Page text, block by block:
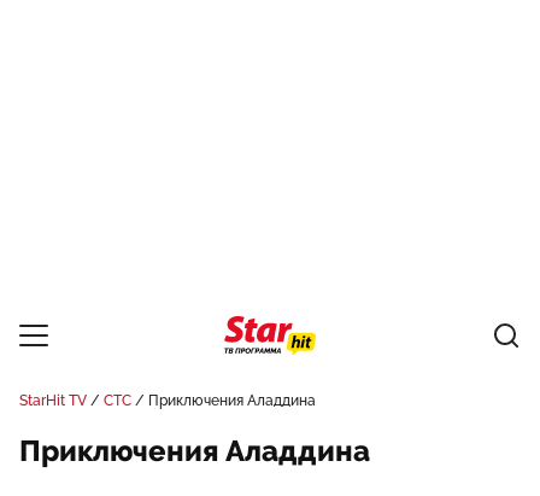
StarHit TV СТС Приключения Аладдина
Приключения Аладдина